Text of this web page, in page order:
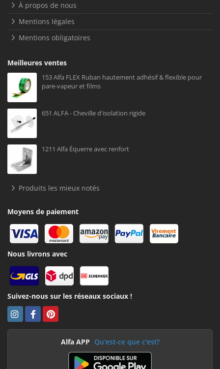
À propos de nous
Mentions légales
Mentions obligatoires
Meilleures ventes
153 Alfa FLEX Ruban hautement adhésif & flexible pour
pare-vapeur et films
651 ALFA - Cheville d'isolation rigide
1211 Alfa Équerre avec renfort
Produits les mieux notés
Moyens de paiement
Nous livrons avec
Suivez-nous sur les réseaux sociaux !
Alfa APP Qu'est-ce que c'est?